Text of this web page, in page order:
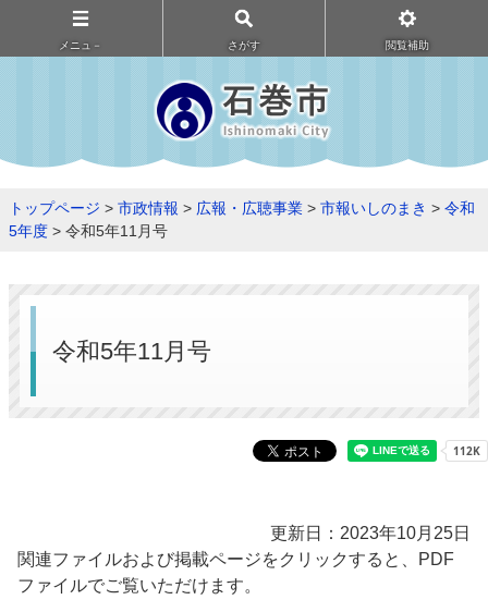
メニュ－ さがす 閲覧補助
トップページ > 市政情報 > 広報・広聴事業 > 市報いしのまき > 令和
5年度 > 令和5年11月号
令和5年11月号
更新日：2023年10月25日
関連ファイルおよび掲載ページをクリックすると、PDF
ファイルでご覧いただけます。